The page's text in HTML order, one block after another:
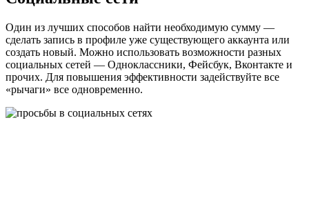
Один из лучших способов найти необходимую сумму —
сделать запись в профиле уже существующего аккаунта или
создать новый. Можно использовать возможности разных
социальных сетей — Одноклассники, Фейсбук, Вконтакте и
прочих. Для повышения эффективности задействуйте все
«рычаги» все одновременно.